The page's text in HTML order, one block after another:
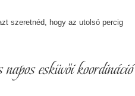
szeretnéd, hogy az utolsó percig
esküvői koordináció